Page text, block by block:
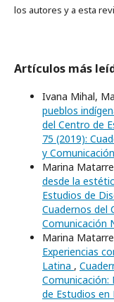
los autores y a esta
Artículos más
Ivana Mihal,
pueblos
del Centro de
75 (2019):
y
Marina
desde la
Estudios de
Cuadernos del
Comunicación
Marina
Experiencias
Latina ,
Comunicación:
de Estudios en